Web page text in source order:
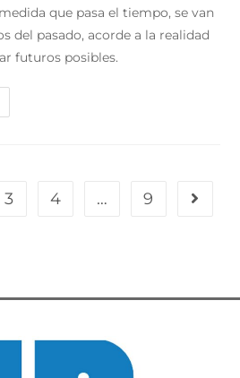
que pasa el tiempo, se van
del pasado, acorde a la realidad
futuros posibles.
3 4 … 9